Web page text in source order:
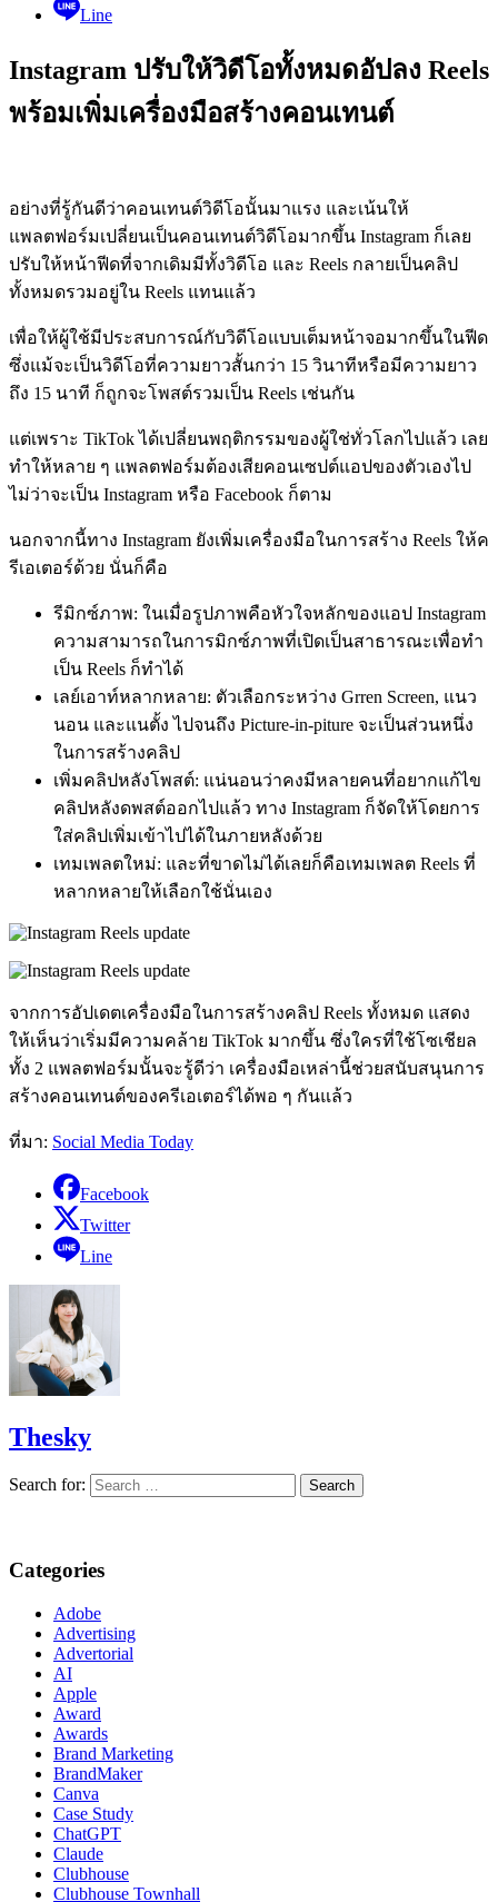
Line
Instagram ปรับให้วิดีโอทั้งหมดอัปลง Reels
พร้อมเพิ่มเครื่องมือสร้างคอนเทนต์
อย่างที่รู้กันดีว่าคอนเทนต์วิดีโอนั้นมาแรง และเน้นให้
แพลตฟอร์มเปลี่ยนเป็นคอนเทนต์วิดีโอมากขึ้น Instagram ก็เลย
ปรับให้หน้าฟีดที่จากเดิมมีทั้งวิดีโอ และ Reels กลายเป็นคลิป
ทั้งหมดรวมอยู่ใน Reels แทนแล้ว
เพื่อให้ผู้ใช้มีประสบการณ์กับวิดีโอแบบเต็มหน้าจอมากขึ้นในฟีด
ซึ่งแม้จะเป็นวิดีโอที่ความยาวสั้นกว่า 15 วินาทีหรือมีความยาว
ถึง 15 นาที ก็ถูกจะโพสต์รวมเป็น Reels เช่นกัน
แต่เพราะ TikTok ได้เปลี่ยนพฤติกรรมของผู้ใช่ทั่วโลกไปแล้ว เลย
ทำให้หลาย ๆ แพลตฟอร์มต้องเสียคอนเซปต์แอปของตัวเองไป
ไม่ว่าจะเป็น Instagram หรือ Facebook ก็ตาม
นอกจากนี้ทาง Instagram ยังเพิ่มเครื่องมือในการสร้าง Reels ให้ค
รีเอเตอร์ด้วย นั่นก็คือ
รีมิกซ์ภาพ: ในเมื่อรูปภาพคือหัวใจหลักของแอป Instagram
ความสามารถในการมิกซ์ภาพที่เปิดเป็นสาธารณะเพื่อทำ
เป็น Reels ก็ทำได้
เลย์เอาท์หลากหลาย: ตัวเลือกระหว่าง Grren Screen, แนว
นอน และแนตั้ง ไปจนถึง Picture-in-piture จะเป็นส่วนหนึ่ง
ในการสร้างคลิป
เพิ่มคลิปหลังโพสต์: แน่นอนว่าคงมีหลายคนที่อยากแก้ไข
คลิปหลังดพสต์ออกไปแล้ว ทาง Instagram ก็จัดให้โดยการ
ใส่คลิปเพิ่มเข้าไปได้ในภายหลังด้วย
เทมเพลตใหม่: และที่ขาดไม่ได้เลยก็คือเทมเพลต Reels ที่
หลากหลายให้เลือกใช้นั่นเอง
จากการอัปเดตเครื่องมือในการสร้างคลิป Reels ทั้งหมด แสดง
ให้เห็นว่าเริ่มมีความคล้าย TikTok มากขึ้น ซึ่งใครที่ใช้โซเชียล
ทั้ง 2 แพลตฟอร์มนั้นจะรู้ดีว่า เครื่องมือเหล่านี้ช่วยสนับสนุนการ
สร้างคอนเทนต์ของครีเอเตอร์ได้พอ ๆ กันแล้ว
ที่มา: Social Media Today
Facebook
Twitter
Line
Thesky
Search for:
Categories
Adobe
Advertising
Advertorial
AI
Apple
Award
Awards
Brand Marketing
BrandMaker
Canva
Case Study
ChatGPT
Claude
Clubhouse
Clubhouse Townhall